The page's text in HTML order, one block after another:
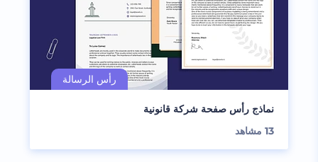
نماذج رأس صفحة شركة قانونية
13 مشاهد